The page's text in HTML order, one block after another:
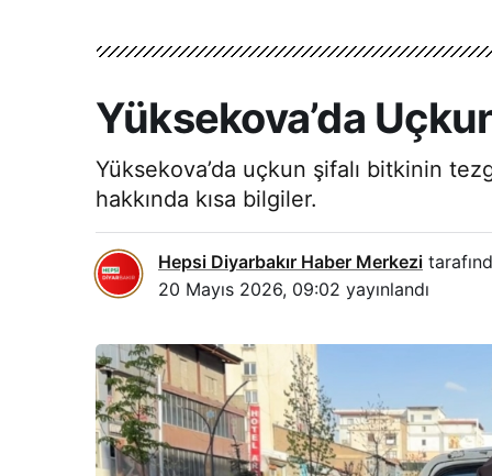
Yüksekova’da
Yüksekova’da uçkun şifalı bitkinin
hakkında kısa bilgiler.
Hepsi Diyarbakır Haber Merkezi
20 Mayıs 2026, 09:02 yayınlandı